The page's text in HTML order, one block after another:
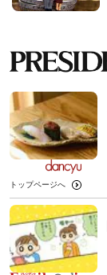
トップページへ